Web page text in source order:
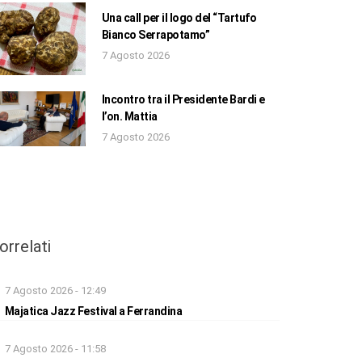
Una call per il logo del “Tartufo
Bianco Serrapotamo”
7 Agosto 2026
Incontro tra il Presidente Bardi e
l’on. Mattia
7 Agosto 2026
7 Agosto 2026 - 12:49
Majatica Jazz Festival a Ferrandina
7 Agosto 2026 - 11:58